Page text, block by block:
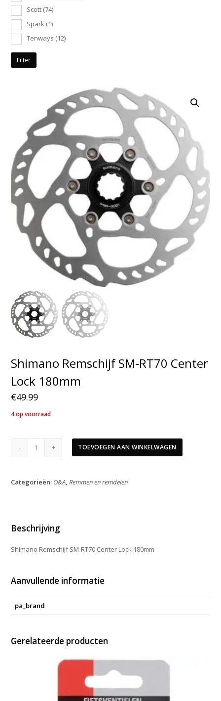
Scott (74)
Spark (1)
Tenways (12)
Filter
Shimano Remschijf SM-RT70 Center
Lock 180mm
€49.99
4 op voorraad
Shimano
Center
TOEVOEGEN AAN WINKELWAGEN
Categorieën: O&A,Remmen en remdelen
Beschrijving
Shimano Remschijf SM-RT70 Center Lock 180mm
Aanvullende informatie
pa_brand
Gerelateerde producten